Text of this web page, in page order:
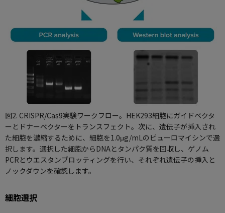
図2. CRISPR/Cas9実験ワークフロー。HEK293細胞にガイドベクタ
ーとドナーベクターをトランスフェクト。次に、遺伝子が挿入され
た細胞を濃縮するために、細胞を1.0μg/mLのピューロマイシンで選
択します。選択した細胞からDNAとタンパク質を回収し、ゲノム
PCRとウエスタンブロッティングを行い、それぞれ遺伝子の挿入と
ノックダウンを確認します。
細胞選択